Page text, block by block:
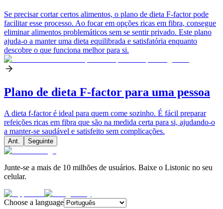
Se precisar cortar certos alimentos, o plano de dieta F-factor pode
facilitar esse processo. Ao focar em opções ricas em fibra, consegue
eliminar alimentos problemáticos sem se sentir privado. Este plano
ajuda-o a manter uma dieta equilibrada e satisfatória enquanto
descobre o que funciona melhor para si.
Plano de dieta F-factor para uma pessoa
A dieta f-factor é ideal para quem come sozinho. É fácil preparar
refeições ricas em fibra que são na medida certa para si, ajudando-o
a manter-se saudável e satisfeito sem complicações.
Ant. Seguinte
Junte-se a mais de 10 milhões de usuários. Baixe o Listonic no seu
celular.
Choose a language